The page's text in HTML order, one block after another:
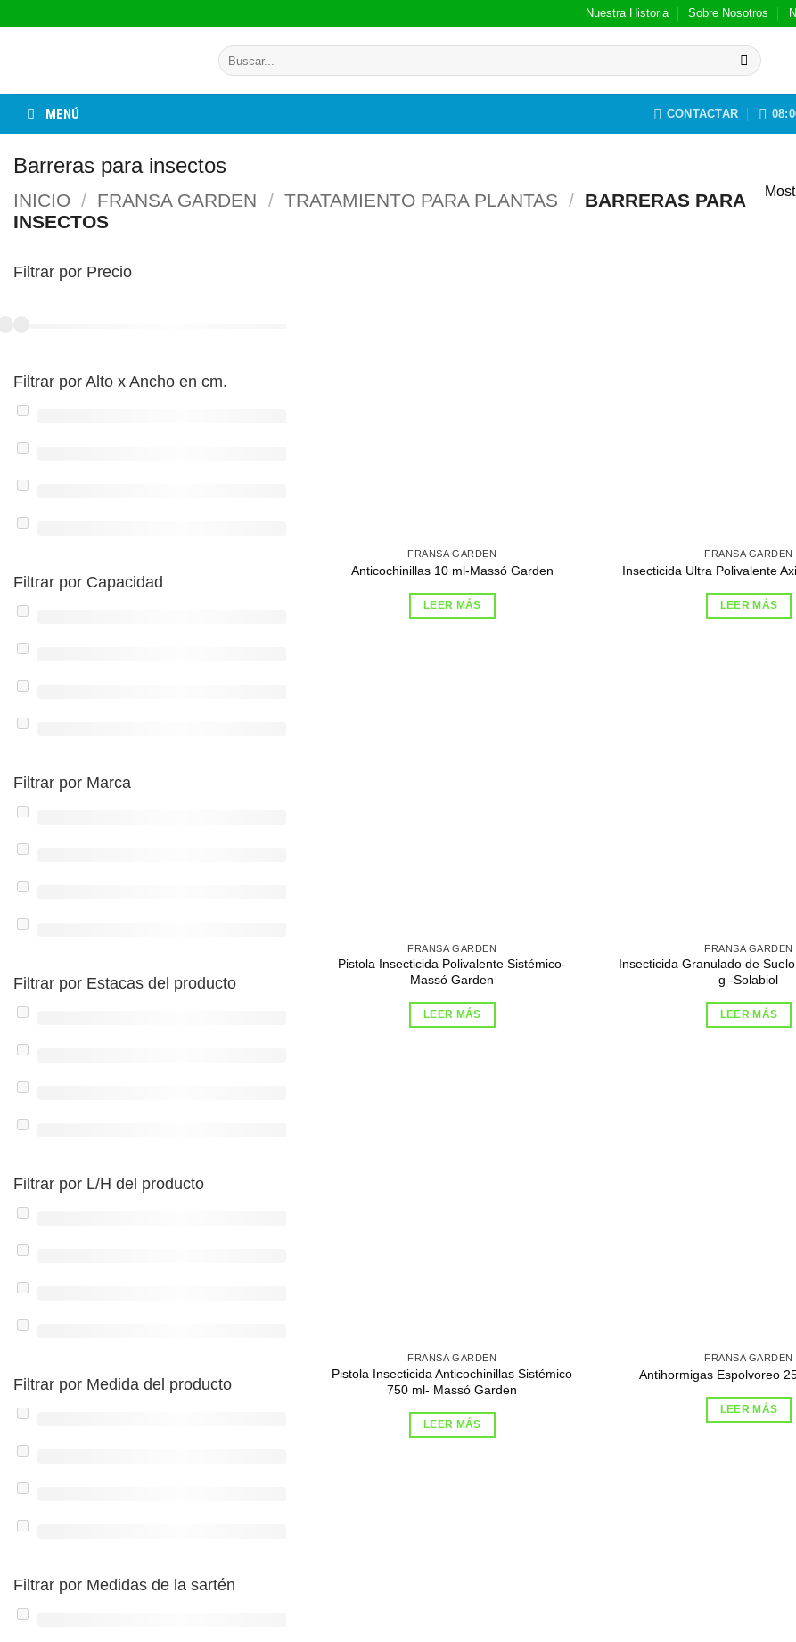
Nuestra Historia Sobre Nosotros
Buscar
por:
MENÚ CONTACTAR
Barreras para insectos
INICIO / FRANSA GARDEN / TRATAMIENTO PARA PLANTAS / BARRERAS PARA
INSECTOS
Filtrar por Precio
Filtrar por Alto x Ancho en cm.
Filtrar por Capacidad
Filtrar por Marca
Filtrar por Estacas del producto
Filtrar por L/H del producto
Filtrar por Medida del producto
Filtrar por Medidas de la sartén
FRANSA GARDEN
Anticochinillas 10 ml-Massó Garden
LEER MÁS
FRANSA GARDEN
Insecticida Ultra Polivalente
LEER MÁS
FRANSA GARDEN
Pistola Insecticida Polivalente Sistémico-
Massó Garden
LEER MÁS
FRANSA GARDEN
Insecticida Granulado de
g -Solabiol
LEER MÁS
FRANSA GARDEN
Pistola Insecticida Anticochinillas Sistémico
750 ml- Massó Garden
LEER MÁS
FRANSA GARDEN
Antihormigas Espolvoreo
LEER MÁS